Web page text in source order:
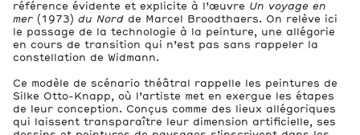
référence évidente et explicite à l’œuvre Un voyage en
mer (1973) du Nord de Marcel Broodthaers. On relève ici
le passage de la technologie à la peinture, une allégorie
en cours de transition qui n’est pas sans rappeler la
constellation de Widmann.
Ce modèle de scénario théâtral rappelle les peintures de
Silke Otto-Knapp, où l’artiste met en exergue les étapes
de leur conception. Conçus comme des lieux allégoriques
qui laissent transparaître leur dimension artificielle, ses